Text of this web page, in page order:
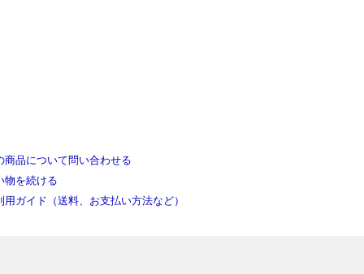
商品について問い合わせる
物を続ける
用ガイド（送料、お支払い方法など）